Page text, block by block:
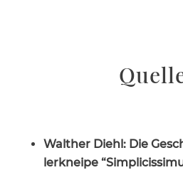
Walther Diehl: Die
ler­kneipe